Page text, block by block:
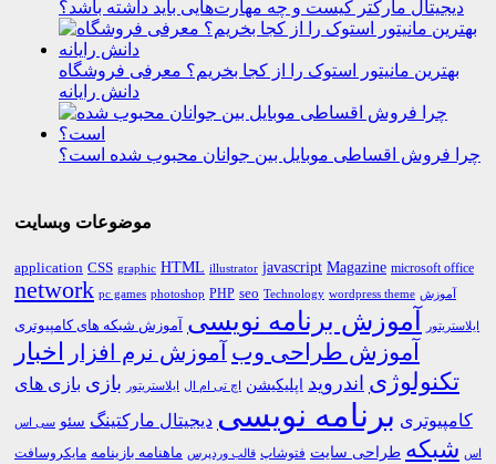
دیجیتال مارکتر کیست و چه مهارت‌هایی باید داشته باشد؟
بهترین مانیتور استوک را از کجا بخریم؟ معرفی فروشگاه
دانش رایانه
چرا فروش اقساطی موبایل بین جوانان محبوب شده است؟
موضوعات وبسایت
application CSS graphic HTML illustrator javascript Magazine microsoft office
network pc games photoshop PHP seo Technology wordpress theme آموزش
ایلاستریتور آموزش برنامه نویسی آموزش شبکه های کامپیوتری
آموزش طراحی وب آموزش نرم افزار اخبار
تکنولوژی اندروید اپلیکیشن اچ تی ام ال ایلاستریتور بازی بازی های
کامپیوتری برنامه نویسی دیجیتال مارکتینگ سئو سی اس
اس شبکه طراحی سایت فتوشاپ قالب وردپرس ماهنامه بازینامه مایکروسافت